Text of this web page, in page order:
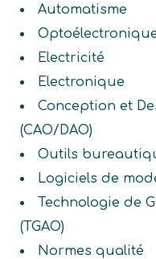
Automatisme
Electricité
Electronique
Conception et
(CAO/DAO)
Outils
Logiciels de
Technologie de
(TGAO)
Normes qualité